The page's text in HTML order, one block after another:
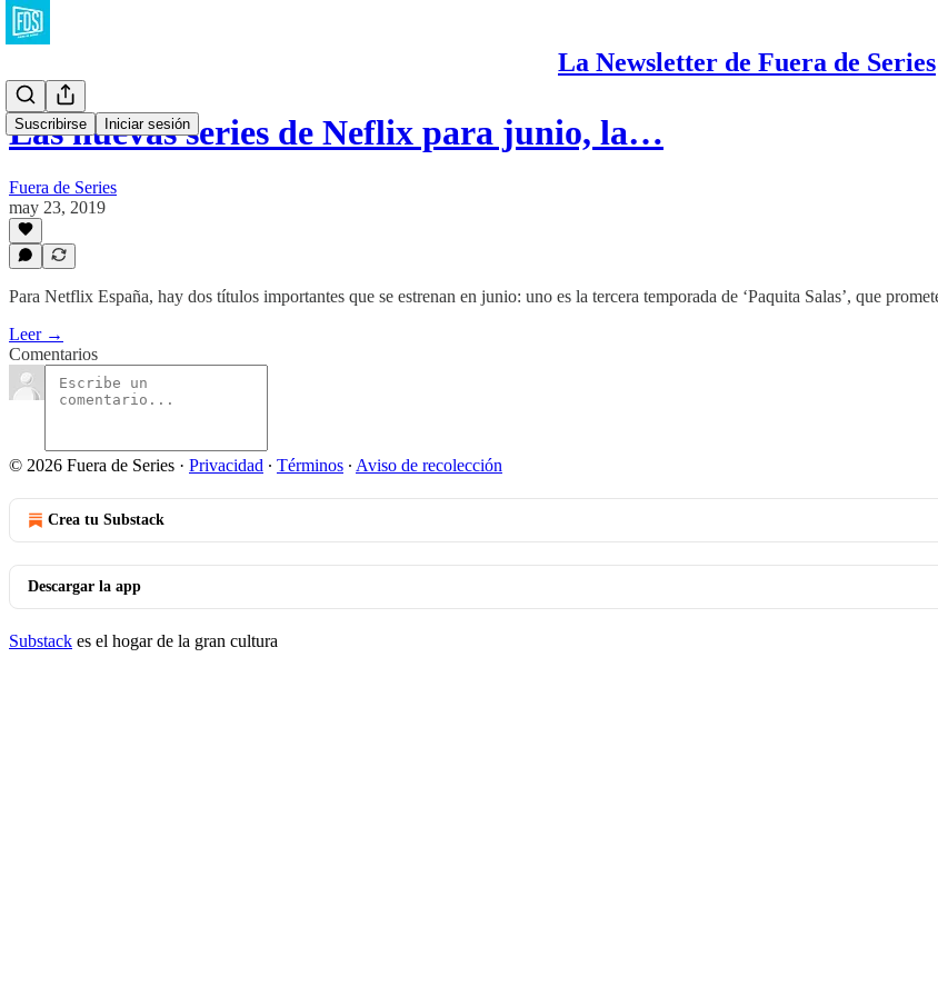
La Newsletter de Fuera de Series
Suscribirse Iniciar sesión
Las nuevas series de Neflix para junio, la…
Fuera de Series
may 23, 2019
Para Netflix España, hay dos títulos importantes que se estrenan en junio: uno es la tercera temporada de ‘Paquita Salas’, que
Leer →
Comentarios
© 2026 Fuera de Series · Privacidad ∙ Términos ∙ Aviso de recolección
Crea tu Substack
Descargar la app
Substack es el hogar de la gran cultura